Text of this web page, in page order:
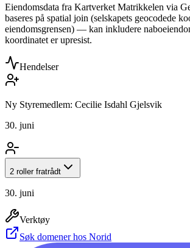
Eiendomsdata fra Kartverket Matrikkelen via
baseres på spatial join (selskapets geocodede
eiendomsgrensen) — kan inkludere
koordinatet er upresist.
Hendelser
Ny Styremedlem: Cecilie Isdahl Gjelsvik
30. juni
2 roller fratrådt
30. juni
Verktøy
Søk domener hos Norid